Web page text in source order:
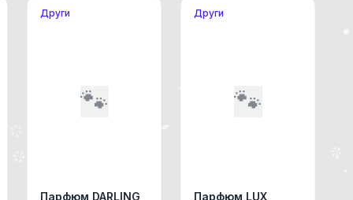
Други
🐾
Парфюм DARLING
Други
🐾
Парфюм LUX